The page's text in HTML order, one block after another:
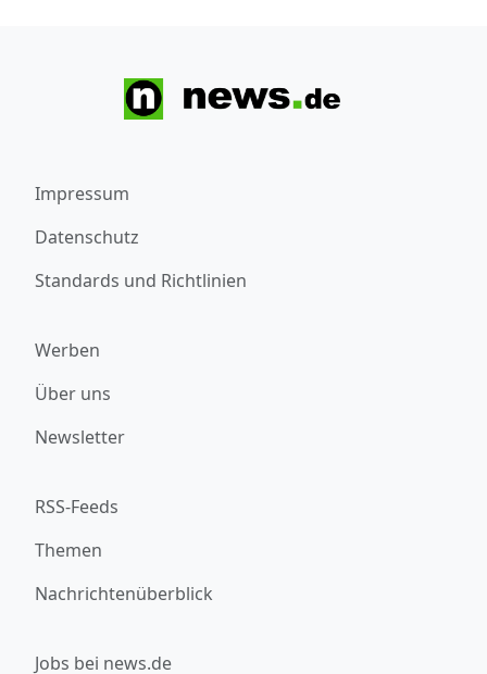
Impressum
Datenschutz
Standards und Richtlinien
Werben
Über uns
Newsletter
RSS-Feeds
Themen
Nachrichtenüberblick
Jobs bei news.de